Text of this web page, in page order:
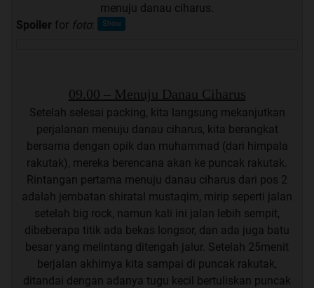
menuju danau ciharus.
Spoiler for foto
09.00 – Menuju Danau Ciharus
Setelah selesai packing, kita langsung mekanjutkan
perjalanan menuju danau ciharus, kita berangkat
bersama dengan opik dan muhammad (dari himpala
rakutak), mereka berencana akan ke puncak rakutak.
Rintangan pertama menuju danau ciharus dari pos 2
adalah jembatan shiratal mustaqim, mirip seperti jalan
setelah big rock, namun kali ini jalan lebih sempit,
dibeberapa titik ada bekas longsor, dan ada juga batu
besar yang melintang ditengah jalur. Setelah 25menit
berjalan akhirnya kita sampai di puncak rakutak,
ditandai dengan adanya tugu kecil bertuliskan puncak